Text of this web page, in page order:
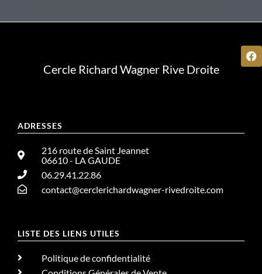
ADRESSES
216 route de Saint Jeannet
06610 - LA GAUDE
06.29.41.22.86
contact@cerclerichardwagner-rivedroite.com
LISTE DES LIENS UTILES
Politique de confidentialité
Cercle Richard Wagner Rive Droite